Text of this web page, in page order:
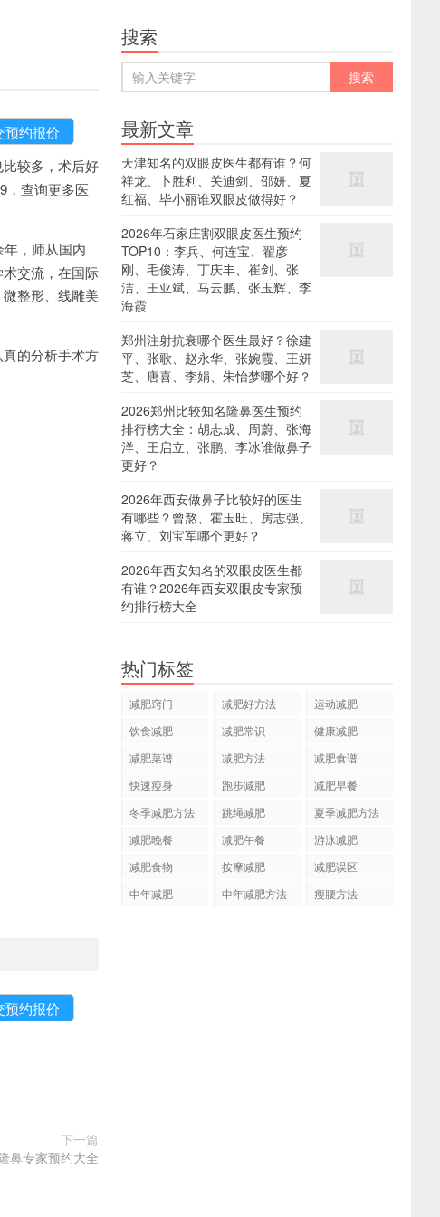
较多，术后好
，查询更多医
，师从国内
交流，在国际
整形、线雕美
的分析手术方
下一篇
鼻专家预约大全
搜索
最新文章
天津知名的双眼皮医生都有谁？何
祥龙、卜胜利、关迪剑、邵妍、夏
红福、毕小丽谁双眼皮做得好？
2026年石家庄割双眼皮医生预约
TOP10：李兵、何连宝、翟彦
刚、毛俊涛、丁庆丰、崔剑、张
洁、王亚斌、马云鹏、张玉辉、李
海霞
郑州注射抗衰哪个医生最好？徐建
平、张歌、赵永华、张婉霞、王妍
芝、唐喜、李娟、朱怡梦哪个好？
2026郑州比较知名隆鼻医生预约
排行榜大全：胡志成、周蔚、张海
洋、王启立、张鹏、李冰谁做鼻子
更好？
2026年西安做鼻子比较好的医生
有哪些？曾熬、霍玉旺、房志强、
蒋立、刘宝军哪个更好？
2026年西安知名的双眼皮医生都
有谁？2026年西安双眼皮专家预
约排行榜大全
热门标签
减肥窍门 减肥好方法
运动减肥
饮食减肥
减肥常识
健康减肥
减肥菜谱
减肥方法
减肥食谱
快速瘦身
跑步减肥
减肥早餐
冬季减肥方法
跳绳减肥
夏季减肥方法
减肥晚餐
减肥午餐
游泳减肥
减肥食物
按摩减肥
减肥误区
中年减肥
中年减肥方法 瘦腰方法